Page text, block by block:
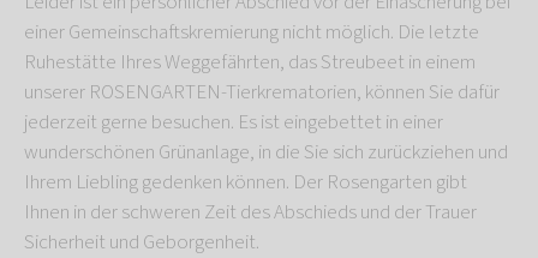
einer Gemeinschaftskremierung nicht möglich. Die letzte
Ruhestätte Ihres Weggefährten, das Streubeet in einem
unserer ROSENGARTEN-Tierkrematorien, können Sie dafür
jederzeit gerne besuchen. Es ist eingebettet in einer
wunderschönen Grünanlage, in die Sie sich zurückziehen und
Ihrem Liebling gedenken können. Der Rosengarten gibt
Ihnen in der schweren Zeit des Abschieds und der Trauer
Sicherheit und Geborgenheit.